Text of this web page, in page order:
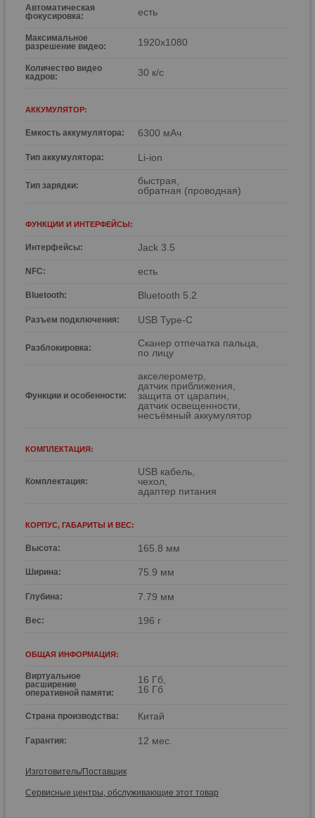
Автоматическая
фокусировка:
есть
Максимальное
разрешение видео:
1920x1080
Количество видео
кадров:
30 к/с
АККУМУЛЯТОР:
Емкость аккумулятора: 6300 мАч
Тип аккумулятора: Li-ion
Тип зарядки:
быстрая,
обратная (проводная)
ФУНКЦИИ И ИНТЕРФЕЙСЫ:
Интерфейсы: Jack 3.5
NFC: есть
Bluetooth: Bluetooth 5.2
Разъем подключения: USB Type-C
Разблокировка:
Сканер отпечатка пальца,
по лицу
Функции и особенности:
акселерометр,
датчик приближения,
защита от царапин,
датчик освещенности,
несъёмный аккумулятор
КОМПЛЕКТАЦИЯ:
Комплектация:
USB кабель,
чехол,
адаптер питания
КОРПУС, ГАБАРИТЫ И ВЕС:
Высота: 165.8 мм
Ширина: 75.9 мм
Глубина: 7.79 мм
Вес: 196 г
ОБЩАЯ ИНФОРМАЦИЯ:
Виртуальное
расширение
оперативной памяти:
16 Гб,
16 Гб
Страна производства: Китай
Гарантия: 12 мес.
Изготовитель/Поставщик
Сервисные центры, обслуживающие этот товар